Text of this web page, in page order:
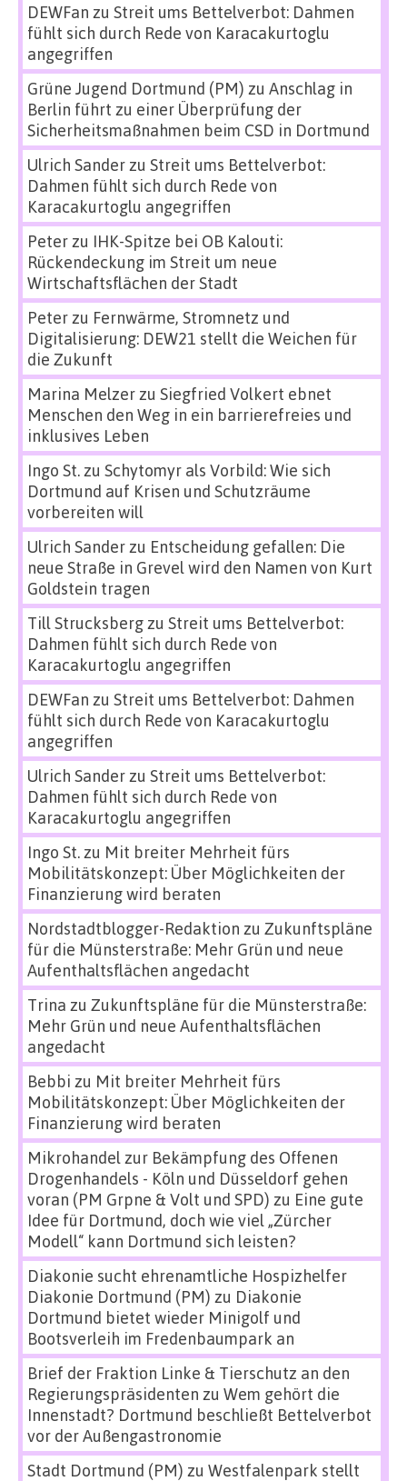
DEWFan zu Streit ums Bettelverbot: Dahmen
fühlt sich durch Rede von Karacakurtoglu
angegriffen
Grüne Jugend Dortmund (PM) zu Anschlag in
Berlin führt zu einer Überprüfung der
Sicherheitsmaßnahmen beim CSD in Dortmund
Ulrich Sanderzu Streit ums Bettelverbot:
Dahmen fühlt sich durch Rede von
Karacakurtoglu angegriffen
Peterzu IHK-Spitze bei OB Kalouti:
Rückendeckung im Streit um neue
Wirtschaftsflächen der Stadt
Peterzu Fernwärme, Stromnetz und
Digitalisierung: DEW21 stellt die Weichen für
die Zukunft
Marina Melzerzu Siegfried Volkert ebnet
Menschen den Weg in ein barrierefreies und
inklusives Leben
Ingo St.zu Schytomyr als Vorbild: Wie sich
Dortmund auf Krisen und Schutzräume
vorbereiten will
Ulrich Sanderzu Entscheidung gefallen: Die
neue Straße in Grevel wird den Namen von Kurt
Goldstein tragen
Till Strucksbergzu Streit ums Bettelverbot:
Dahmen fühlt sich durch Rede von
Karacakurtoglu angegriffen
DEWFan zu Streit ums Bettelverbot: Dahmen
fühlt sich durch Rede von Karacakurtoglu
angegriffen
Ulrich Sanderzu Streit ums Bettelverbot:
Dahmen fühlt sich durch Rede von
Karacakurtoglu angegriffen
Ingo St.zu Mit breiter Mehrheit fürs
Mobilitätskonzept: Über Möglichkeiten der
Finanzierung wird beraten
Nordstadtblogger-Redaktion zu Zukunftspläne
für die Münsterstraße: Mehr Grün und neue
Aufenthaltsflächen angedacht
Trina zu Zukunftspläne für die Münsterstraße:
Mehr Grün und neue Aufenthaltsflächen
angedacht
Bebbi zu Mit breiter Mehrheit fürs
Mobilitätskonzept: Über Möglichkeiten der
Finanzierung wird beraten
Mikrohandel zur Bekämpfung des Offenen
Drogenhandels - Köln und Düsseldorf gehen
voran (PM Grpne & Volt und SPD) zu Eine gute
Idee für Dortmund, doch wie viel „Zürcher
Modell“ kann Dortmund sich leisten?
Diakonie sucht ehrenamtliche Hospizhelfer
Diakonie Dortmund (PM) zu Diakonie
Dortmund bietet wieder Minigolf und
Bootsverleih im Fredenbaumpark an
Brief der Fraktion Linke & Tierschutz an den
Regierungspräsidenten zu Wem gehört die
Innenstadt? Dortmund beschließt Bettelverbot
vor der Außengastronomie
Stadt Dortmund (PM) zu Westfalenpark stellt